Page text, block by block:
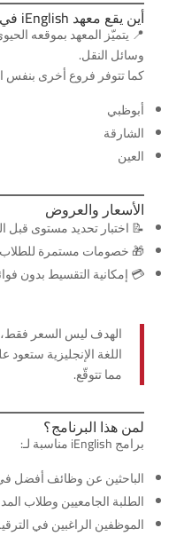
أين يقع معهد iEnglish في دبي؟
📍 يتميّز المعهد بموقعه
وسائل النقل.
كما تتوفر فروع أخرى بنفس
أبوظبي
الشارقة
العين
الأسعار والعروض
📝 اختبار تحديد مستوى قبل
🎁 خصومات مستمرة للطلاب
💳 إمكانية التقسيط بدون
الهدف ليس السعر
اللغة الإنجليزية
مما تتوقّع.
لمن هذا البرنامج؟
برامج iEnglish مناسبة لـ:
الباحثين عن وظائف أفضل
الطلبة الجامعيين وطلاب
الموظفين الراغبين في